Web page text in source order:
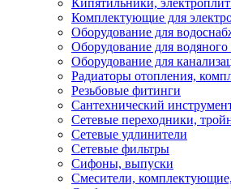
Кипятильники,
Комплектующие для
Оборудование для
Оборудование для
Оборудование для
Радиаторы отопления,
Резьбовые фитинги
Сантехнический
Сетевые переходники,
Сетевые удлинители
Сетевые фильтры
Сифоны, выпуски
Смесители,